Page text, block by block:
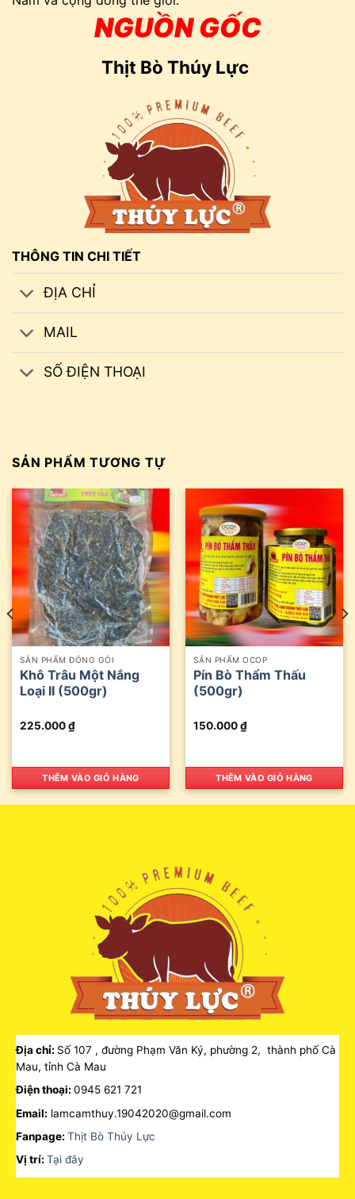
NGUỒN GỐC
Thịt Bò Thúy Lực
THÔNG TIN CHI TIẾT
ĐỊA CHỈ
MAIL
SỐ ĐIỆN THOẠI
SẢN PHẨM TƯƠNG TỰ
SẢN PHẨM ĐÓNG GÓI
Khô Trâu Một Nắng
Loại II (500gr)
225.000₫
THÊM VÀO GIỎ HÀNG
SẢN PHẨM OCOP
Pín Bò Thẩm Thấu
(500gr)
150.000₫
THÊM VÀO GIỎ HÀNG
Địa chỉ: Số 107 , đường Phạm Văn Ký, phường 2, thành phố Cà
Mau, tỉnh Cà Mau
Điện thoại: 0945 621 721
Email: lamcamthuy.19042020@gmail.com
Fanpage: Thịt Bò Thúy Lực
Vị trí: Tại đây